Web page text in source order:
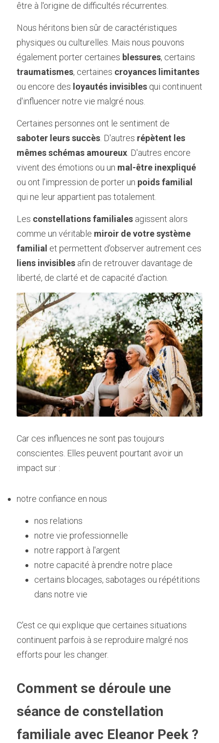
être à l'origine de difficultés récurrentes.
Nous héritons bien sûr de caractéristiques
physiques ou culturelles. Mais nous pouvons
également porter certaines blessures
traumatismes, certaines croyances limitantes
ou encore des loyautés invisibles qui continuent
d'influencer notre vie malgré nous.
saboter leurs succès . D'autres répètent les
mêmes schémas amoureux . D'autres encore
vivent des émotions ou un mal-être inexpliqué
ou ont l'impression de porter un poids familial
qui ne leur appartient pas totalement.
Les constellations familiales agissent alors
comme un véritable miroir de votre système
familial
liens invisibles afin de retrouver davantage de
liberté, de clarté et de capacité d'action.
Car ces influences ne sont pas toujours
conscientes. Elles peuvent pourtant avoir un
impact sur :
notre confiance en nous
nos relations
notre vie professionnelle
notre rapport à l'argent
notre capacité à prendre notre place
certains blocages, sabotages ou répétitions
dans notre vie
C'est ce qui explique que certaines situations
continuent parfois à se reproduire malgré nos
efforts pour les changer.
Comment se déroule une
séance de constellation
familiale avec Eleanor Peek ?